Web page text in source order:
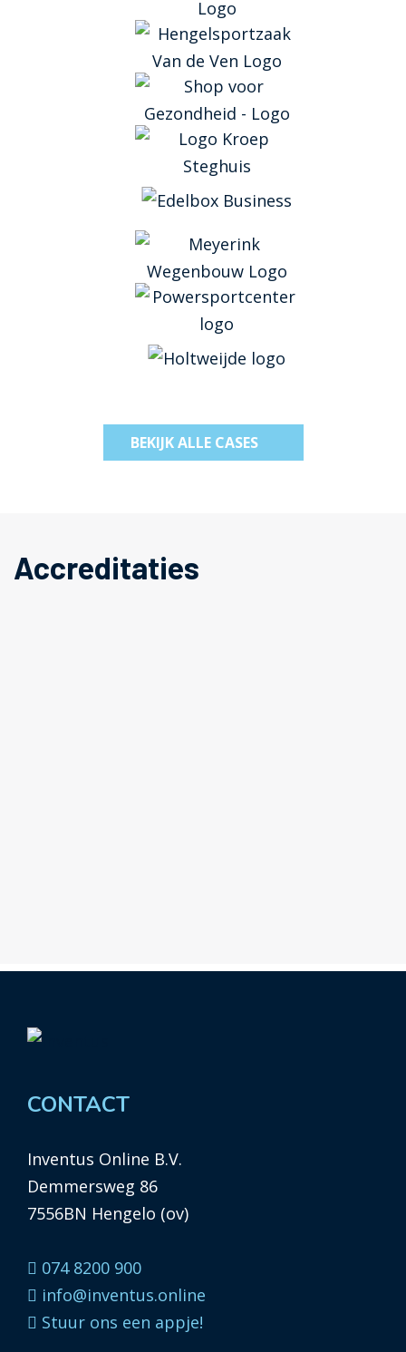
BEKIJK ALLE CASES
Accreditaties
CONTACT
Inventus Online B.V.
Demmersweg 86
7556BN Hengelo (ov)
074 8200 900
info@inventus.online
Stuur ons een appje!